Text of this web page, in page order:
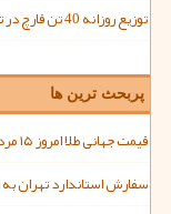
توزیع روزانه 40 تن قارچ در تهران
پربحث ترین ها
قیمت جهانی طلا امروز ۱۵ مرداد هر اونس به ۴۲۶۵ دلار و ۲۲ سنت رسید
سفارش استاندارد تهران به